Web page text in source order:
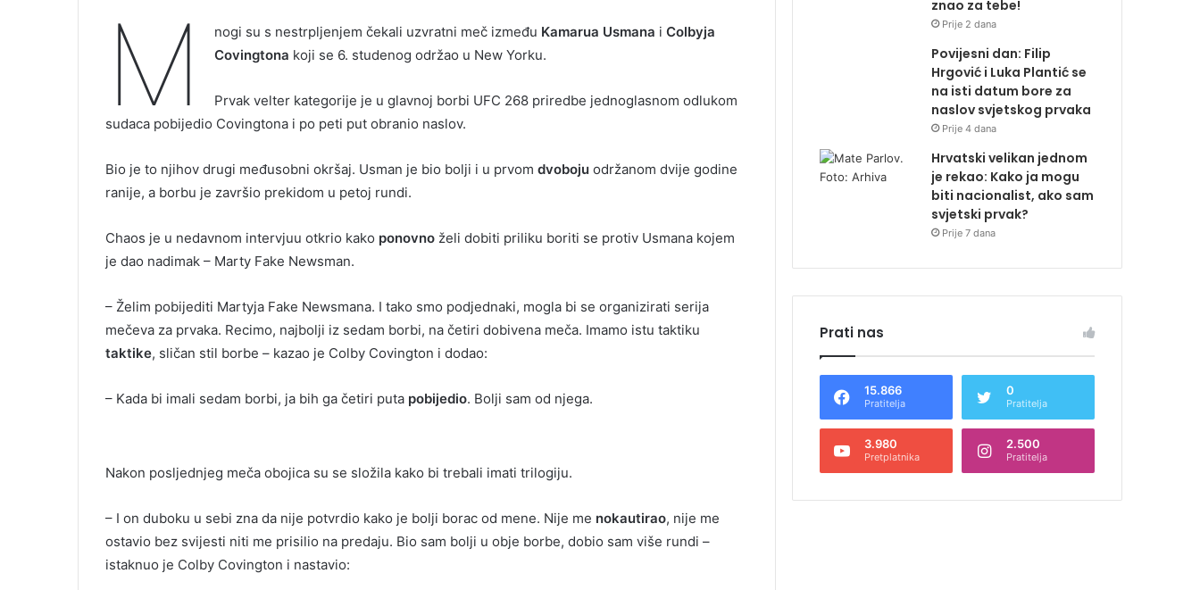
M nogi su s nestrpljenjem čekali uzvratni meč između Kamarua Usmana i Colbyja
Covingtona koji se 6. studenog održao u New Yorku.
Prvak velter kategorije je u glavnoj borbi UFC 268 priredbe jednoglasnom odlukom
sudaca pobijedio Covingtona i po peti put obranio naslov.
Bio je to njihov drugi međusobni okršaj. Usman je bio bolji i u prvom dvoboju održanom dvije godine
ranije, a borbu je završio prekidom u petoj rundi.
Chaos je u nedavnom intervjuu otkrio kako ponovno želi dobiti priliku boriti se protiv Usmana kojem
je dao nadimak – Marty Fake Newsman.
– Želim pobijediti Martyja Fake Newsmana. I tako smo podjednaki, mogla bi se organizirati serija
mečeva za prvaka. Recimo, najbolji iz sedam borbi, na četiri dobivena meča. Imamo istu taktiku
taktike, sličan stil borbe – kazao je Colby Covington i dodao:
– Kada bi imali sedam borbi, ja bih ga četiri puta pobijedio. Bolji sam od njega.
Nakon posljednjeg meča obojica su se složila kako bi trebali imati trilogiju.
– I on duboku u sebi zna da nije potvrdio kako je bolji borac od mene. Nije me nokautirao, nije me
ostavio bez svijesti niti me prisilio na predaju. Bio sam bolji u obje borbe, dobio sam više rundi –
istaknuo je Colby Covington i nastavio:
znao za tebe!
Prije 2 dana
Povijesni dan: Filip
Hrgović i Luka Plantić se
na isti datum bore za
naslov svjetskog prvaka
Prije 4 dana
Hrvatski velikan jednom
je rekao: Kako ja mogu
biti nacionalist, ako sam
svjetski prvak?
Prije 7 dana
Prati nas
15.866
Pratitelja
0
Pratitelja
3.980
Pretplatnika
2.500
Pratitelja